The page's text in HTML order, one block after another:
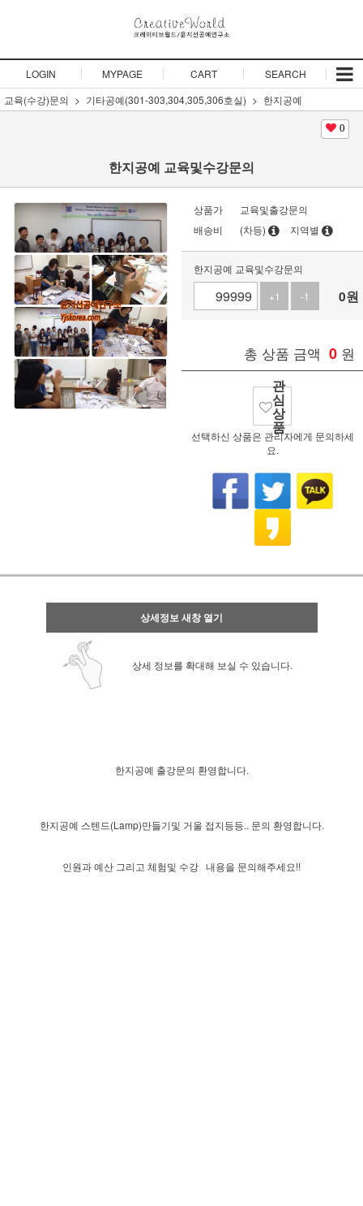
LOGIN MYPAGE CART
SEARCH
교육(수강)문의
기타공예(301-303,304,305,306호실) 한지공예
0
한지공예 교육및수강문의
상품가
교육및출강문의
배송비
(차등) 지역별
한지공예 교육및수강문의
+1
-1 0원
총 상품 금액 0 원
관
심
상
품
선택하신 상품은 관리자에게 문의하세
요.
상세정보 새창 열기
상세 정보를 확대해 보실 수 있습니다.
한지공예 출강문의 환영합니다.
한지공예 스텐드(Lamp)만들기및 거울 접지등등.. 문의 환영합니다.
인원과 예산 그리고 체험및 수강 내용을 문의해주세요!!